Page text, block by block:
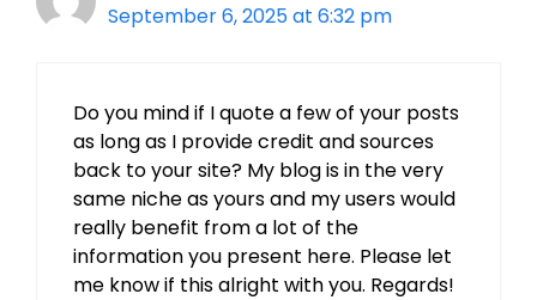
September 6, 2025 at 6:32 pm
Do you mind if I quote a few of your posts
as long as I provide credit and sources
back to your site? My blog is in the very
same niche as yours and my users would
really benefit from a lot of the
information you present here. Please let
me know if this alright with you. Regards!